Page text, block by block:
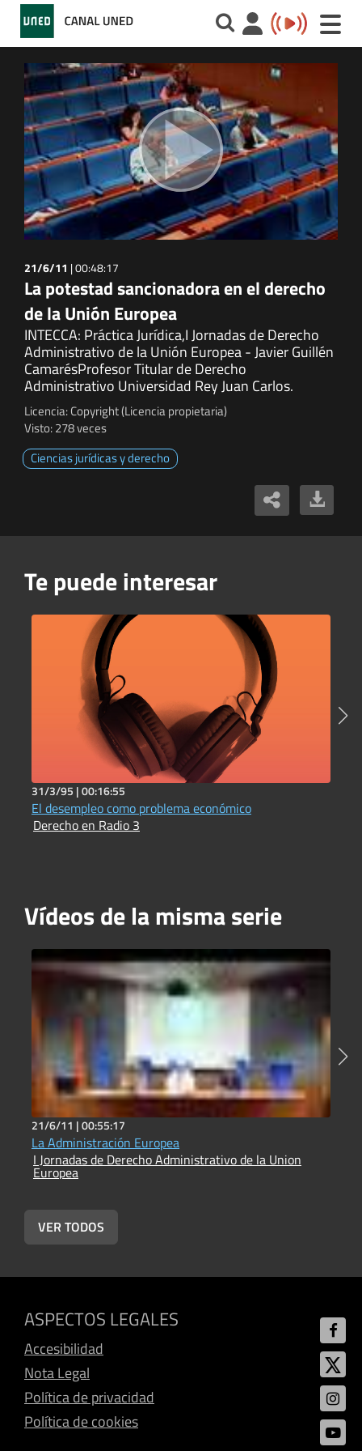
Toggle
21/6/11 |00:48:17
La potestad sancionadora en el derecho
de la Unión Europea
INTECCA: Práctica Jurídica,I Jornadas de Derecho
Administrativo de la Unión Europea - Javier Guillén
CamarésProfesor Titular de Derecho
Administrativo Universidad Rey Juan Carlos.
Licencia: Copyright (Licencia propietaria)
Visto: 278 veces
Ciencias jurídicas y derecho
Te puede interesar
31/3/95 |00:16:55
El desempleo como problema económico
Derecho en Radio 3
Vídeos de la misma serie
21/6/11 |00:55:17
La Administración Europea
I Jornadas de Derecho Administrativo de la Union
Europea
VER TODOS
ASPECTOS LEGALES
Accesibilidad
Nota Legal
Política de privacidad
Política de cookies